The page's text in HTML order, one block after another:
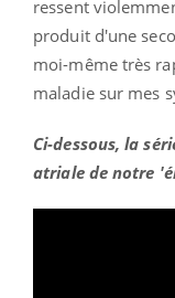
ressent
produit d'une
moi-même très
maladie sur mes
Ci-dessous, la
atriale de notre